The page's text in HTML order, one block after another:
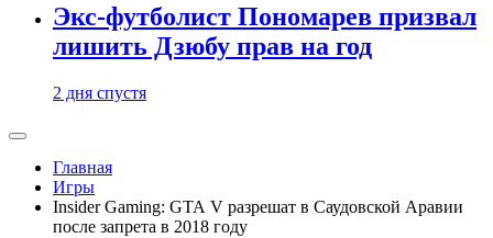
Экс-футболист Пономарев призвал
лишить Дзюбу прав на год
2 дня спустя
Главная
Игры
Insider Gaming: GTA V разрешат в Саудовской Аравии
после запрета в 2018 году